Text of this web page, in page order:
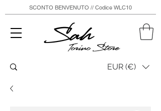
Sah
Torino Store
SCONTO BENVENUTO // Codice WLC10
EUR (€)